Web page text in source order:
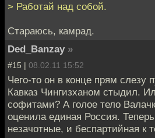
> Работай над собой.
Стараюсь, камрад.
Ded_Banzay »
#15 | 08.02.11 15:52
Чего-то он в конце прям слезу
Кавказ Чингизханом стыдил.
софитами? А голое тело
оценила единая Россия.
незачотные, и беспартийная к